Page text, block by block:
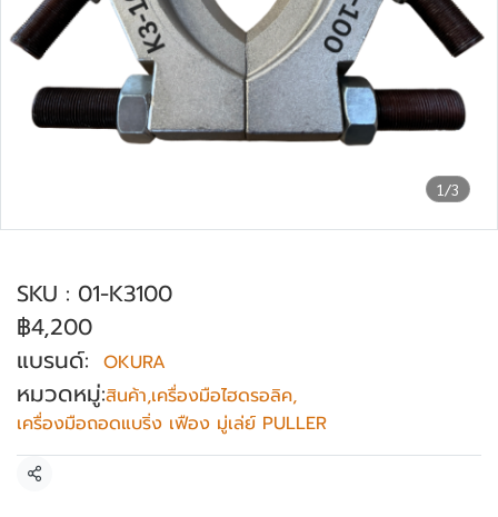
1/3
SKU : 01-K3100
฿4,200
แบรนด์: OKURA
หมวดหมู่:สินค้า,เครื่องมือไฮดรอลิค,
เครื่องมือถอดแบริ่ง เฟือง มู่เล่ย์ PULLER
แชร์